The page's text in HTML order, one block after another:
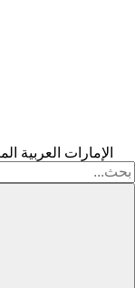
الإمارات العربية